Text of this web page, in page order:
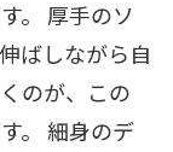
。 厚手のソ
ばしながら自
のが、この
。 細身のデ